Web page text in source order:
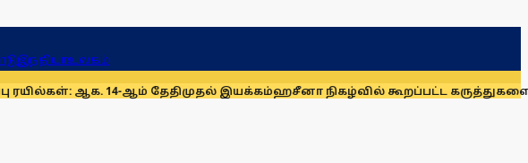
இந்தியாஉலகம்
ஆக. 14-ஆம் தேதிமுதல் இயக்கம்ஹசீனா நிகழ்வில் கூறப்பட்ட கருத்துகளை இந்தியா